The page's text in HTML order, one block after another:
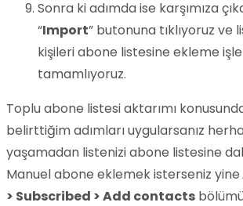
Sonra ki adımda ise karşımıza
“Import” butonuna tıklıyoruz ve
kişileri abone listesine ekleme
tamamlıyoruz.
Toplu abone listesi aktarımı
belirttiğim adımları uygularsanız
yaşamadan listenizi abone listesine
Manuel abone eklemek isterseniz yine
> Subscribed > Add contacts